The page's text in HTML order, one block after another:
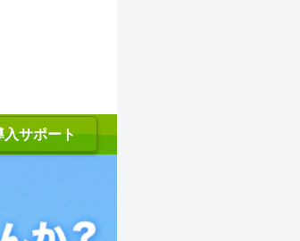
サポート